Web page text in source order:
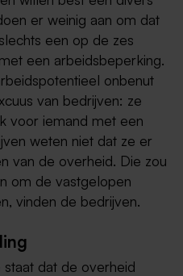
er weinig aan om dat
een op de zes
een arbeidsbeperking.
onbenut
van bedrijven: ze
voor iemand met een
weten niet dat ze er
van de overheid. Die zou
om de vastgelopen
vinden de bedrijven.
staat dat de overheid